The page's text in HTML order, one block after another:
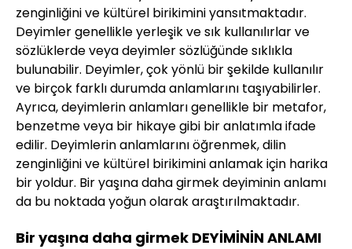
zenginliğini ve kültürel birikimini yansıtmaktadır.
Deyimler genellikle yerleşik ve sık kullanılırlar ve
sözlüklerde veya deyimler sözlüğünde sıklıkla
bulunabilir. Deyimler, çok yönlü bir şekilde kullanılır
ve birçok farklı durumda anlamlarını taşıyabilirler.
Ayrıca, deyimlerin anlamları genellikle bir metafor,
benzetme veya bir hikaye gibi bir anlatımla ifade
edilir. Deyimlerin anlamlarını öğrenmek, dilin
zenginliğini ve kültürel birikimini anlamak için harika
bir yoldur. Bir yaşına daha girmek deyiminin anlamı
da bu noktada yoğun olarak araştırılmaktadır.
Bir yaşına daha girmek DEYİMİNİN ANLAMI